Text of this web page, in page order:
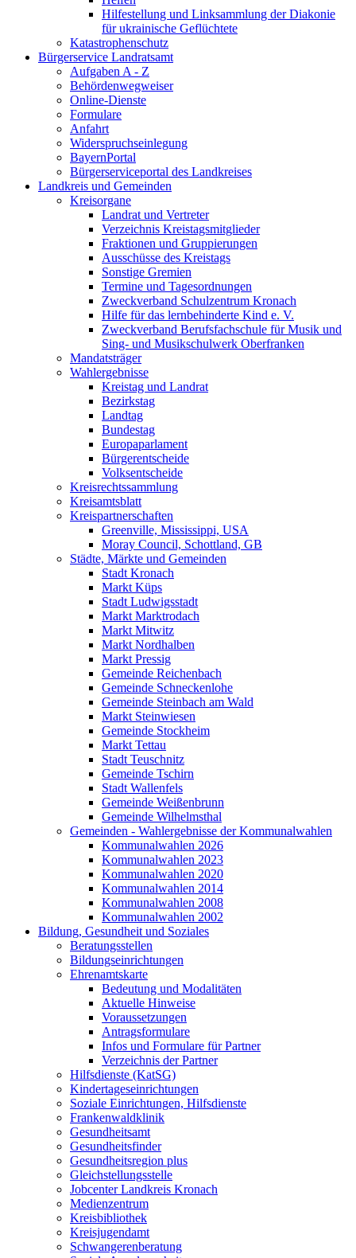
Hilfestellung und Linksammlung der Diakonie
für ukrainische Geflüchtete
Katastrophenschutz
Bürgerservice Landratsamt
Aufgaben A - Z
Behördenwegweiser
Online-Dienste
Formulare
Anfahrt
Widerspruchseinlegung
BayernPortal
Bürgerserviceportal des Landkreises
Landkreis und Gemeinden
Kreisorgane
Landrat und Vertreter
Verzeichnis Kreistagsmitglieder
Fraktionen und Gruppierungen
Ausschüsse des Kreistags
Sonstige Gremien
Termine und Tagesordnungen
Zweckverband Schulzentrum Kronach
Hilfe für das lernbehinderte Kind e. V.
Zweckverband Berufsfachschule für Musik und
Sing- und Musikschulwerk Oberfranken
Mandatsträger
Wahlergebnisse
Kreistag und Landrat
Bezirkstag
Landtag
Bundestag
Europaparlament
Bürgerentscheide
Volksentscheide
Kreisrechtssammlung
Kreisamtsblatt
Kreispartnerschaften
Greenville, Mississippi, USA
Moray Council, Schottland, GB
Städte, Märkte und Gemeinden
Stadt Kronach
Markt Küps
Stadt Ludwigsstadt
Markt Marktrodach
Markt Mitwitz
Markt Nordhalben
Markt Pressig
Gemeinde Reichenbach
Gemeinde Schneckenlohe
Gemeinde Steinbach am Wald
Markt Steinwiesen
Gemeinde Stockheim
Markt Tettau
Stadt Teuschnitz
Gemeinde Tschirn
Stadt Wallenfels
Gemeinde Weißenbrunn
Gemeinde Wilhelmsthal
Gemeinden - Wahlergebnisse der Kommunalwahlen
Kommunalwahlen 2026
Kommunalwahlen 2023
Kommunalwahlen 2020
Kommunalwahlen 2014
Kommunalwahlen 2008
Kommunalwahlen 2002
Bildung, Gesundheit und Soziales
Beratungsstellen
Bildungseinrichtungen
Ehrenamtskarte
Bedeutung und Modalitäten
Aktuelle Hinweise
Voraussetzungen
Antragsformulare
Infos und Formulare für Partner
Verzeichnis der Partner
Hilfsdienste (KatSG)
Kindertageseinrichtungen
Soziale Einrichtungen, Hilfsdienste
Frankenwaldklinik
Gesundheitsamt
Gesundheitsfinder
Gesundheitsregion plus
Gleichstellungsstelle
Jobcenter Landkreis Kronach
Medienzentrum
Kreisbibliothek
Kreisjugendamt
Schwangerenberatung